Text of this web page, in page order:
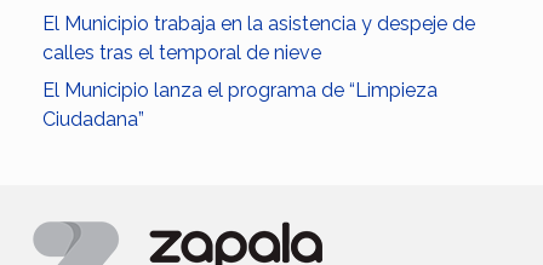
El Municipio trabaja en la asistencia y despeje de
calles tras el temporal de nieve
El Municipio lanza el programa de “Limpieza
Ciudadana”